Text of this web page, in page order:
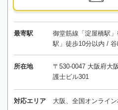
最寄駅
御堂筋線「淀屋橋駅
駅」徒歩10分以内 /
所在地
〒530-0047 大阪府大
護士ビル301
対応エリア 大阪、全国オンライ